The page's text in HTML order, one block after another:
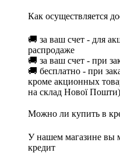
Как осуществляется
🚚 за ваш счет - для
распродаже
🚚 за ваш счет - при
🚚 бесплатно - при
кроме акционных
на склад Нової Пошти)
Можно ли купить в
У нашем магазине вы
кредит